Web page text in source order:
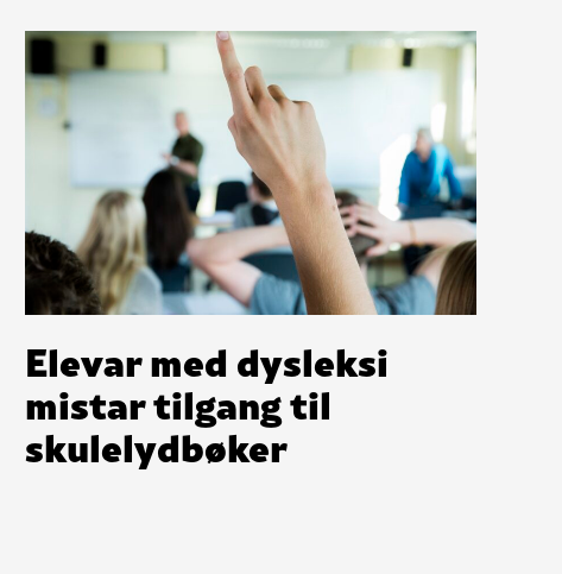
Elevar med dysleksi
mistar tilgang til
skulelydbøker